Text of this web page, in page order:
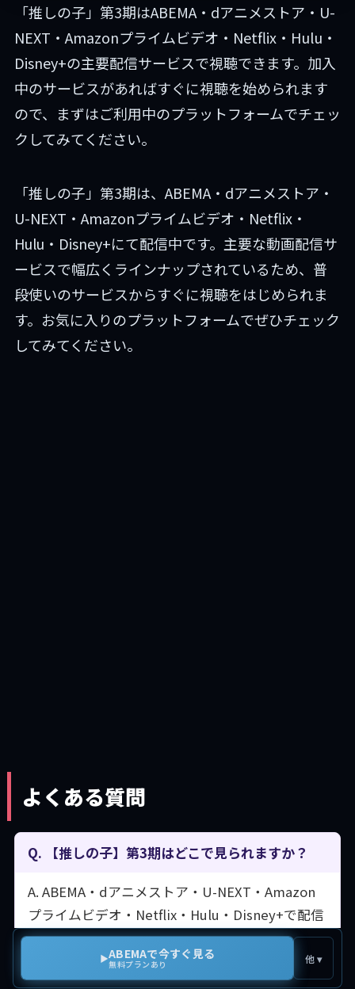
「推しの子」第3期はABEMA・dアニメストア・U-
NEXT・Amazonプライムビデオ・Netflix・Hulu・
Disney+の主要配信サービスで視聴できます。加入
中のサービスがあればすぐに視聴を始められます
ので、まずはご利用中のプラットフォームでチェッ
クしてみてください。
「推しの子」第3期は、ABEMA・dアニメストア・
U-NEXT・Amazonプライムビデオ・Netflix・
Hulu・Disney+にて配信中です。主要な動画配信サ
ービスで幅広くラインナップされているため、普
段使いのサービスからすぐに視聴をはじめられま
す。お気に入りのプラットフォームでぜひチェック
してみてください。
よくある質問
Q. 【推しの子】第3期はどこで見られますか？
A. ABEMA・dアニメストア・U-NEXT・Amazon
プライムビデオ・Netflix・Hulu・Disney+で配信
されています。すでに加入中のサービスがあれば
追加費用なく視聴できます。
▶ABEMAで今すぐ見る
無料プランあり 他 ▾